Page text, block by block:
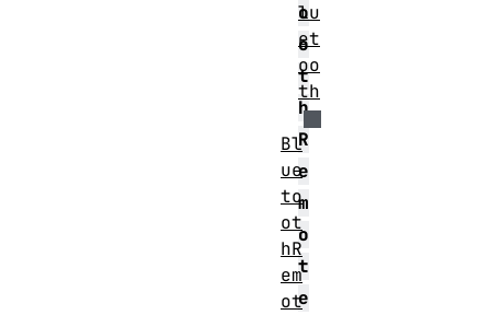
o
o
t
h
R
e
m
o
t
e
lu
et
oo
th
Bl
ue
to
ot
hR
em
ot